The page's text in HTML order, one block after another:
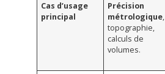
Cas d’usage
principal
Précision
métrologique,
topographie,
calculs de
volumes.